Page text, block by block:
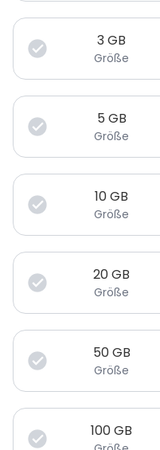
3GB
Größe
5 GB
Größe
10GB
Größe
20GB
Größe
50GB
Größe
100GB